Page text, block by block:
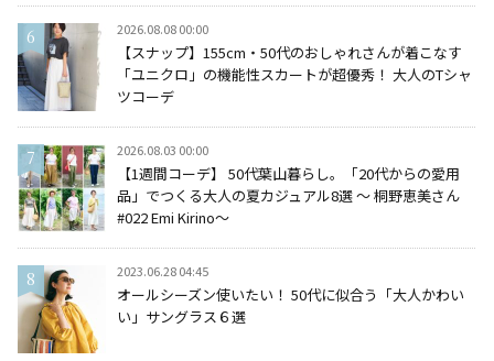
2026.08.08 00:00
【スナップ】155cm・50代のおしゃれさんが着こなす
「ユニクロ」の機能性スカートが超優秀！ 大人のTシャ
ツコーデ
2026.08.03 00:00
【1週間コーデ】 50代葉山暮らし。「20代からの愛用
品」でつくる大人の夏カジュアル8選 ～ 桐野恵美さん
#022 Emi Kirino～
2023.06.28 04:45
オールシーズン使いたい！ 50代に似合う「大人かわい
い」サングラス６選